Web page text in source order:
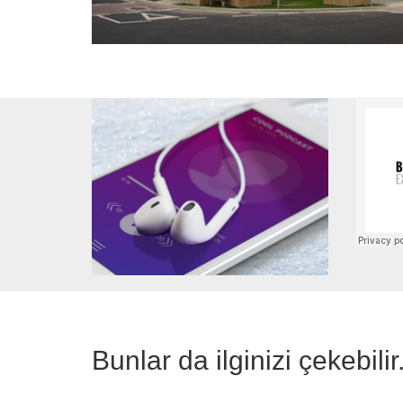
Bunlar da ilginizi